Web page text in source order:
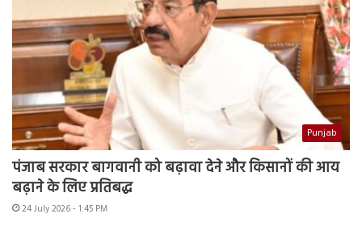
Punjab
पंजाब सरकार बागवानी को बढ़ावा देने और किसानों की आय
बढ़ाने के लिए प्रतिबद्ध
24 July 2026 - 1:45 PM